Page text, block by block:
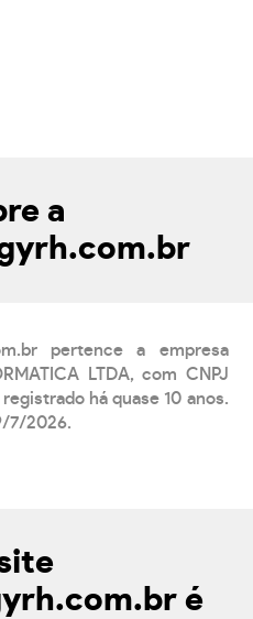
a
pertence a empresa
LTDA, com CNPJ
há quase 10 anos.
7/2026.
é